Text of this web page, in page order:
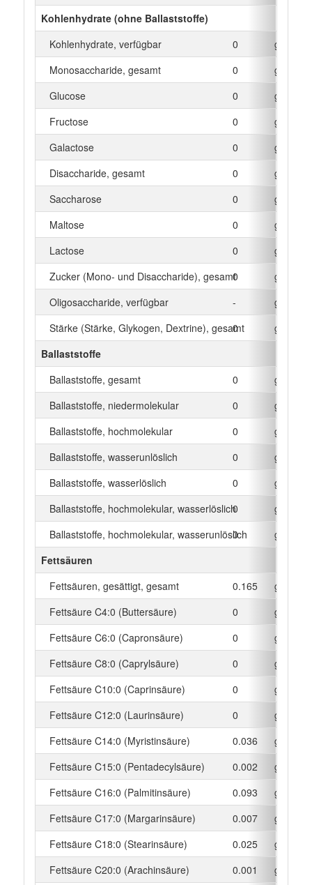
Kohlenhydrate (ohne Ballaststoffe)
Kohlenhydrate, verfügbar
0
g
Monosaccharide, gesamt
0
g
Glucose
0
g
Fructose
0
g
Galactose
0
g
Disaccharide, gesamt
0
g
Saccharose
0
g
Maltose
0
g
Lactose
0
g
Zucker (Mono- und Disaccharide), gesamt0
g
Oligosaccharide, verfügbar
-
g
Stärke (Stärke, Glykogen, Dextrine), gesamt
0
g
Ballaststoffe
Ballaststoffe, gesamt
0
g
Ballaststoffe, niedermolekular
0
g
Ballaststoffe, hochmolekular
0
g
Ballaststoffe, wasserunlöslich
0
g
Ballaststoffe, wasserlöslich
0
g
Ballaststoffe, hochmolekular, wasserlöslich0
g
Ballaststoffe, hochmolekular, wasserunlöslich
0
g
Fettsäuren
Fettsäuren, gesättigt, gesamt
0.165
g
Fettsäure C4:0 (Buttersäure)
0
g
Fettsäure C6:0 (Capronsäure)
0
g
Fettsäure C8:0 (Caprylsäure)
0
g
Fettsäure C10:0 (Caprinsäure)
0
g
Fettsäure C12:0 (Laurinsäure)
0
g
Fettsäure C14:0 (Myristinsäure)
0.036
g
Fettsäure C15:0 (Pentadecylsäure)
0.002
g
Fettsäure C16:0 (Palmitinsäure)
0.093
g
Fettsäure C17:0 (Margarinsäure)
0.007
g
Fettsäure C18:0 (Stearinsäure)
0.025
g
Fettsäure C20:0 (Arachinsäure)
0.001
g